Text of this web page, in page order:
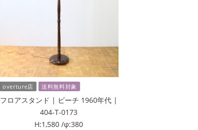
overture店 送料無料対象
フロアスタンド | ビーチ 1960年代 |
404-T-0173
H:1,580 /φ:380